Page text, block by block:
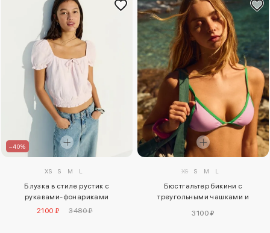
–40%
XS S M L
Блузка в стиле рустик с
рукавами-фонариками
2100 ₽
3480 ₽
XS S M L
Бюстгальтер бикини с
треугольными чашками и
3100 ₽